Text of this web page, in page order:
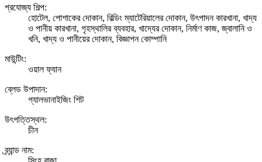
প্রযোজ্য শিল্প:
হোটেল, পোশাকের দোকান, বিল্ডিং ম্যাটেরিয়ালের দোকান, উৎপাদন কারখানা, খাদ্য
ও পানীয় কারখানা, গৃহস্থালির ব্যবহার, খাদ্যের দোকান, নির্মাণ কাজ, জ্বালানি ও
খনি, খাদ্য ও পানীয়ের দোকান, বিজ্ঞাপন কোম্পানি
মাউন্টিং:
ওয়াল ফ্যান
ব্লেড উপাদান:
গ্যালভানাইজিং শিট
উৎপত্তিস্থল:
চীন
ব্র্যান্ড নাম: